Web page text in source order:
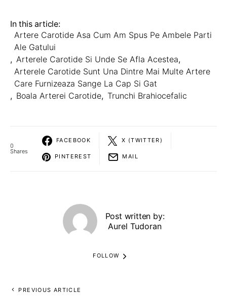
In this article:
Artere Carotide Asa Cum Am Spus Pe Ambele Parti
Ale Gatului
, Arterele Carotide Si Unde Se Afla Acestea,
Arterele Carotide Sunt Una Dintre Mai Multe Artere
Care Furnizeaza Sange La Cap Si Gat
, Boala Arterei Carotide, Trunchi Brahiocefalic
0
Shares
FACEBOOK X (TWITTER)
PINTEREST MAIL
Post written by:
Aurel Tudoran
FOLLOW
PREVIOUS ARTICLE